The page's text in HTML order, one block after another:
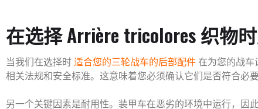
在选择 Arrière tricolores 织物
当我们在选择时适合您的三轮战车的后部配件在为您的战
相关法规和安全标准。这意味着您必须确认它们是否符合必
另一个关键因素是耐用性。装甲车在恶劣的环境中运行，